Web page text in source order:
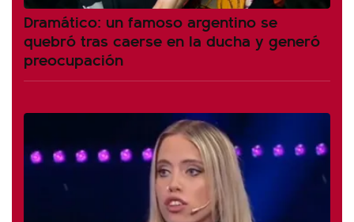
Dramático: un famoso argentino se
quebró tras caerse en la ducha y generó
preocupación